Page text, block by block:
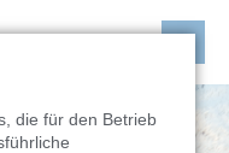
die für den Betrieb